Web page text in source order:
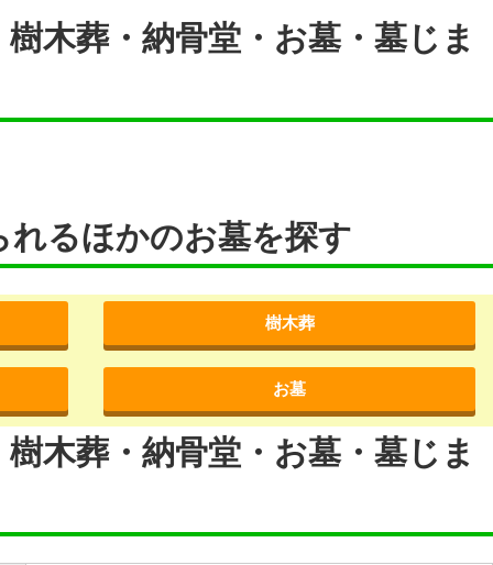
木葬・納骨堂・お墓・墓じま
れるほかのお墓を探す
樹木葬
お墓
木葬・納骨堂・お墓・墓じま